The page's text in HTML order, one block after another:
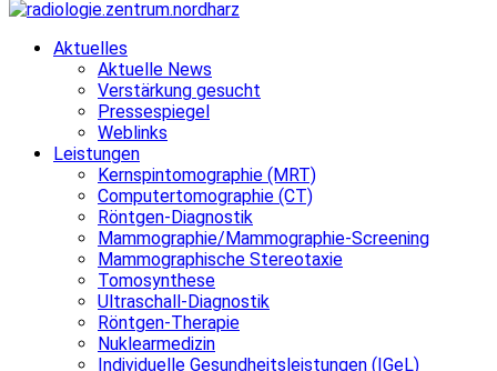
Aktuelles
Aktuelle News
Verstärkung gesucht
Pressespiegel
Weblinks
Leistungen
Kernspintomographie (MRT)
Computertomographie (CT)
Röntgen-Diagnostik
Mammographie/Mammographie-Screening
Mammographische Stereotaxie
Tomosynthese
Ultraschall-Diagnostik
Röntgen-Therapie
Nuklearmedizin
Individuelle Gesundheitsleistungen (IGeL)